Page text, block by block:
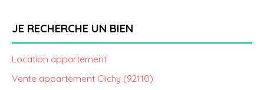
JE RECHERCHE UN BIEN
Location appartement
Vente appartement Clichy (92110)